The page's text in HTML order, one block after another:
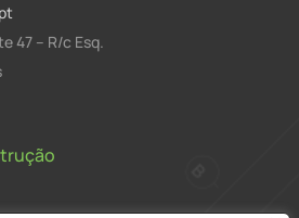
47 – R/c Esq.